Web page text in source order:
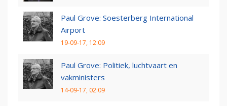
Paul Grove: Soesterberg International
Airport
19-09-17, 12:09
Paul Grove: Politiek, luchtvaart en
vakministers
14-09-17, 02:09